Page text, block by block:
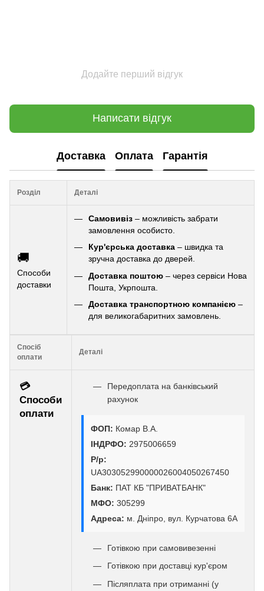
Додайте перший відгук
Написати відгук
Доставка Оплата Гарантія
Розділ Деталі
🚚
Способи
доставки
Самовивіз – можливість забрати
замовлення особисто.
Кур'єрська доставка – швидка та
зручна доставка до дверей.
Доставка поштою – через сервіси Нова
Пошта, Укрпошта.
Доставка транспортною компанією –
для великогабаритних замовлень.
Спосіб
оплати
Деталі
💳
Способи
оплати
Передоплата на банківський
рахунок
ФОП: Комар В.А.
ІНДРФО: 2975006659
Р/р:
UA303052990000026004050267450
Банк: ПАТ КБ "ПРИВАТБАНК"
МФО: 305299
Адреса: м. Дніпро, вул. Курчатова 6А
Готівкою при самовивезенні
Готівкою при доставці кур'єром
Післяплата при отриманні (у